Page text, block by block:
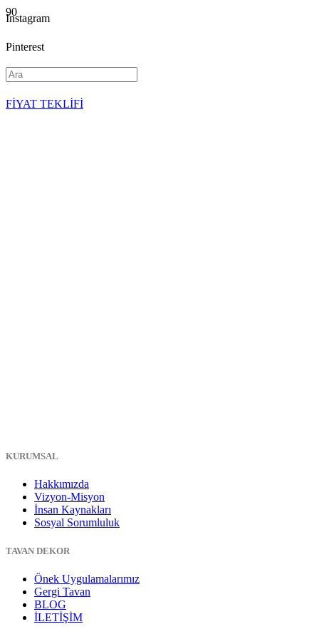
Instagram
Pinterest
YouTube
FİYAT TEKLİFİ
KURUMSAL
Hakkımızda
Vizyon-Misyon
İnsan Kaynakları
Sosyal Sorumluluk
TAVAN DEKOR
Önek Uygulamalarımız
Gergi Tavan
BLOG
İLETİŞİM